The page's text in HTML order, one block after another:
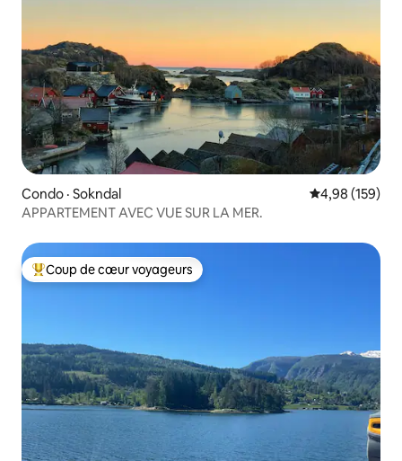
Condo · Sokndal Note
4,98 (159)
APPARTEMENT AVEC VUE SUR LA MER.
Coup de cœur voyageurs parmi les plus aimés
Coup de cœur voyageurs